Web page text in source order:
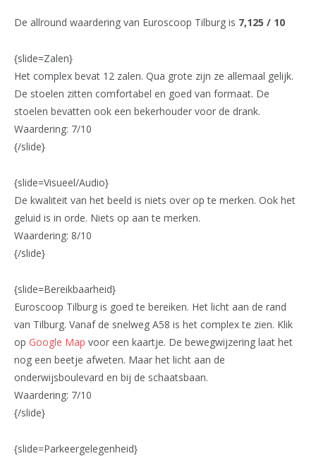
De allround waardering van Euroscoop Tilburg is 7,125 / 10
{slide=Zalen}
Het complex bevat 12 zalen. Qua grote zijn ze allemaal gelijk.
De stoelen zitten comfortabel en goed van formaat. De
stoelen bevatten ook een bekerhouder voor de drank.
Waardering: 7/10
{/slide}
{slide=Visueel/Audio}
De kwaliteit van het beeld is niets over op te merken. Ook het
geluid is in orde. Niets op aan te merken.
Waardering: 8/10
{/slide}
{slide=Bereikbaarheid}
Euroscoop Tilburg is goed te bereiken. Het licht aan de rand
van Tilburg. Vanaf de snelweg A58 is het complex te zien. Klik
op Google Map voor een kaartje. De bewegwijzering laat het
nog een beetje afweten. Maar het licht aan de
onderwijsboulevard en bij de schaatsbaan.
Waardering: 7/10
{/slide}
{slide=Parkeergelegenheid}